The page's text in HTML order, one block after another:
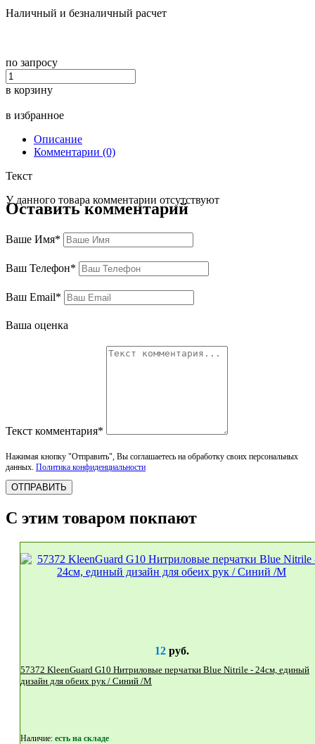
Наличный и безналичный расчет
по запросу
в корзину
в избранное
Описание
Комментарии (0)
Текст
У данного товара комментарии отсутствуют
Оставить комментарий
Ваше Имя*
Ваш Телефон*
Ваш Email*
Ваша оценка
Текст комментария*
Нажимая кнопку "Отправить", Вы соглашаетесь на обработку своих персональных
данных. Политика конфиденциальности
ОТПРАВИТЬ
С этим товаром покпают
12руб.
57372 KleenGuard G10 Нитриловые перчатки Blue Nitrile - 24см, единый
дизайн для обеих рук / Синий /М
Наличие: eсть на складе